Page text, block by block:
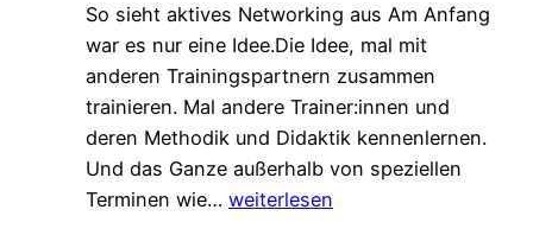
So sieht aktives Networking aus Am Anfang
war es nur eine Idee.Die Idee, mal mit
anderen Trainingspartnern zusammen
trainieren. Mal andere Trainer:innen und
deren Methodik und Didaktik kennenlernen.
Und das Ganze außerhalb von speziellen
Terminen wie… Jiu-
weiterlesen